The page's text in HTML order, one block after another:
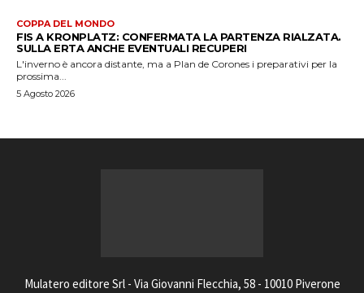
COPPA DEL MONDO
FIS A KRONPLATZ: CONFERMATA LA PARTENZA RIALZATA.
SULLA ERTA ANCHE EVENTUALI RECUPERI
L'inverno è ancora distante, ma a Plan de Corones i preparativi per la
prossima...
5 Agosto 2026
Mulatero editore Srl - Via Giovanni Flecchia, 58 - 10010 Piverone